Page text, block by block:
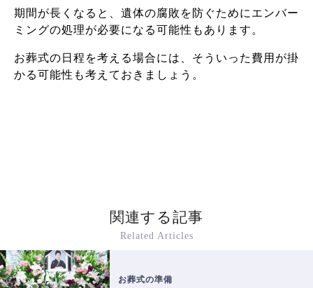
期間が長くなると、遺体の腐敗を防ぐためにエンバー
ミングの処理が必要になる可能性もあります。
お葬式の日程を考える場合には、そういった費用が掛
かる可能性も考えておきましょう。
関連する記事
Related Articles
お葬式の準備